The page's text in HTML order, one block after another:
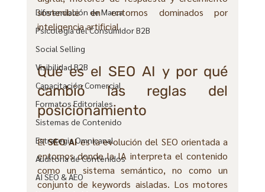
Diferenciación de Marca
Psicología del Consumidor B2B
Social Selling
Visibilidad B2B
Capacitación Comercial
Formatos Editoriales
Sistemas de Contenido
Estrategia Omnicanal
Auditoría de Contenidos
AI SEO & AEO
sostenible en entornos dominados por
inteligencia artificial.
Qué es el SEO AI y por qué
cambió las reglas del
posicionamiento
El SEO AI es la evolución del SEO orientada a
entornos donde la IA interpreta el contenido
como un sistema semántico, no como un
conjunto de keywords aisladas. Los motores